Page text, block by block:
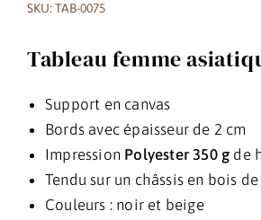
SKU: TAB-0075
Tableau femme
Support en canvas
Bords avec épaisseur de 2 cm
Impression Polyester 350 g de
Tendu sur un châssis en bois
Couleurs : noir et beige